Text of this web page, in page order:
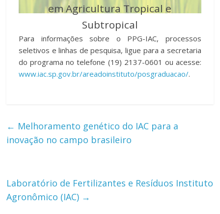
em Agricultura Tropical e
Subtropical
Para informações sobre o PPG-IAC, processos
seletivos e linhas de pesquisa, ligue para a secretaria
do programa no telefone (19) 2137-0601 ou acesse:
www.iac.sp.gov.br/areadoinstituto/posgraduacao/.
← Melhoramento genético do IAC para a
inovação no campo brasileiro
Laboratório de Fertilizantes e Resíduos Instituto
Agronômico (IAC) →